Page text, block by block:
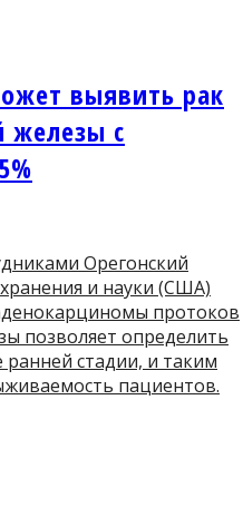
выявить рак
железы с
Орегонский
и науки (США)
протоков
позволяет определить
ранней стадии, и таким
пациентов.